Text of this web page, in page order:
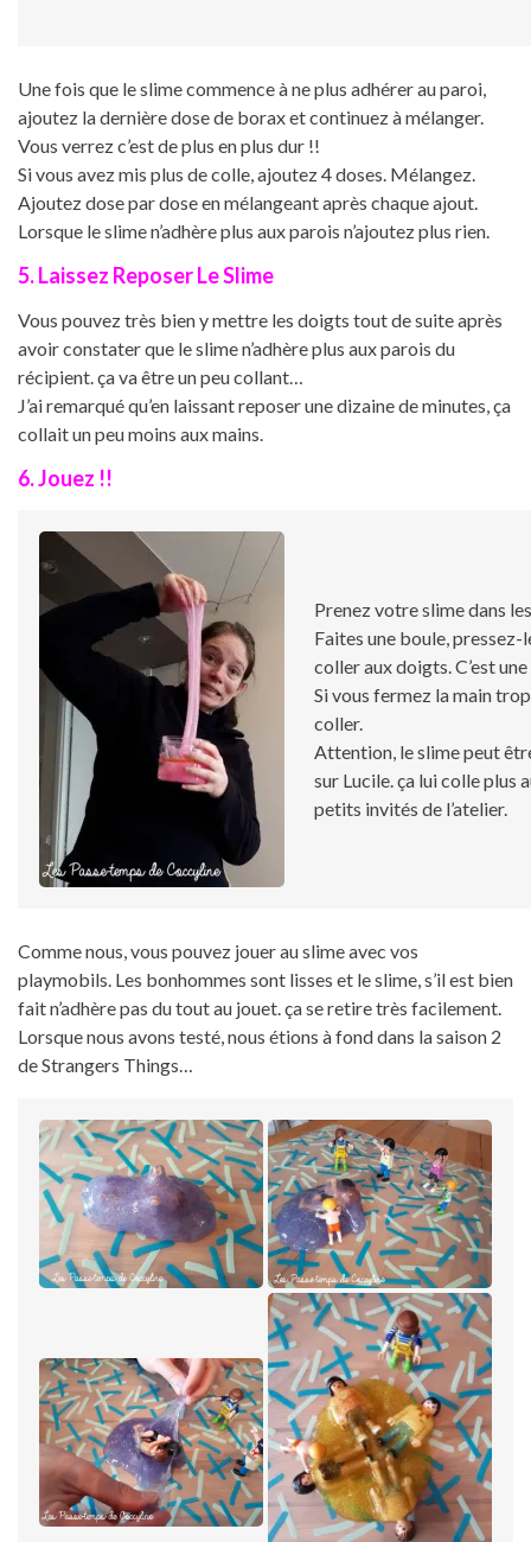
Une fois que le slime commence à ne plus adhérer au paroi,
ajoutez la dernière dose de borax et continuez à mélanger.
Vous verrez c’est de plus en plus dur !!
Si vous avez mis plus de colle, ajoutez 4 doses. Mélangez.
Ajoutez dose par dose en mélangeant après chaque ajout.
Lorsque le slime n’adhère plus aux parois n’ajoutez plus rien.
5. Laissez Reposer Le Slime
Vous pouvez très bien y mettre les doigts tout de suite après
avoir constater que le slime n’adhère plus aux parois du
récipient. ça va être un peu collant…
J’ai remarqué qu’en laissant reposer une dizaine de minutes, ça
collait un peu moins aux mains.
6. Jouez !!
Prenez votre slime dans
Faites une boule,
coller aux doigts. C’est
Si vous fermez la main
coller.
Attention, le slime peut
sur Lucile. ça lui colle plus
petits invités de l’atelier.
Comme nous, vous pouvez jouer au slime avec vos
playmobils. Les bonhommes sont lisses et le slime, s’il est bien
fait n’adhère pas du tout au jouet. ça se retire très facilement.
Lorsque nous avons testé, nous étions à fond dans la saison 2
de Strangers Things…